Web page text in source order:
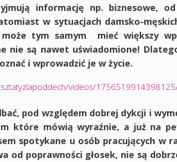
informację np. biznesowe,
w sytuacjach damsko-
tym samym mieć większy
nie są nawet uświadomione!
i wprowadzić je w życie.
videos/
pod względem dobrej dykcji i
które mówią wyraźnie, a już na
spotykane u osób pracujących w
od poprawności głosek, nie są